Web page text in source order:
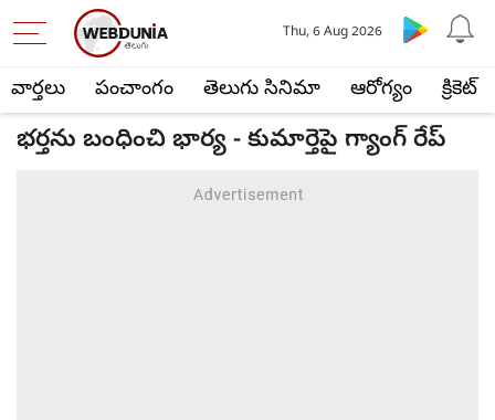
వార్తలు పంచాంగం తెలుగు సినిమా ఆరోగ్యం క్రికెట్
Thu, 6 Aug 2026
భర్తను బంధించి భార్య - కుమార్తెపై గ్యాంగ్ రేప్